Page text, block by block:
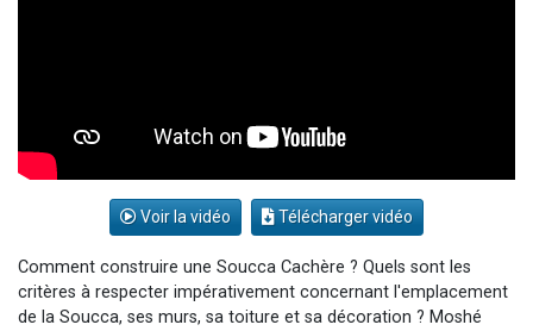
Voir la vidéo Télécharger vidéo
Comment construire une Soucca Cachère ? Quels sont les
critères à respecter impérativement concernant l'emplacement
de la Soucca, ses murs, sa toiture et sa décoration ? Moshé